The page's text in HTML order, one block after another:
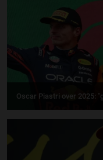
Oscar Piastri over 2025: